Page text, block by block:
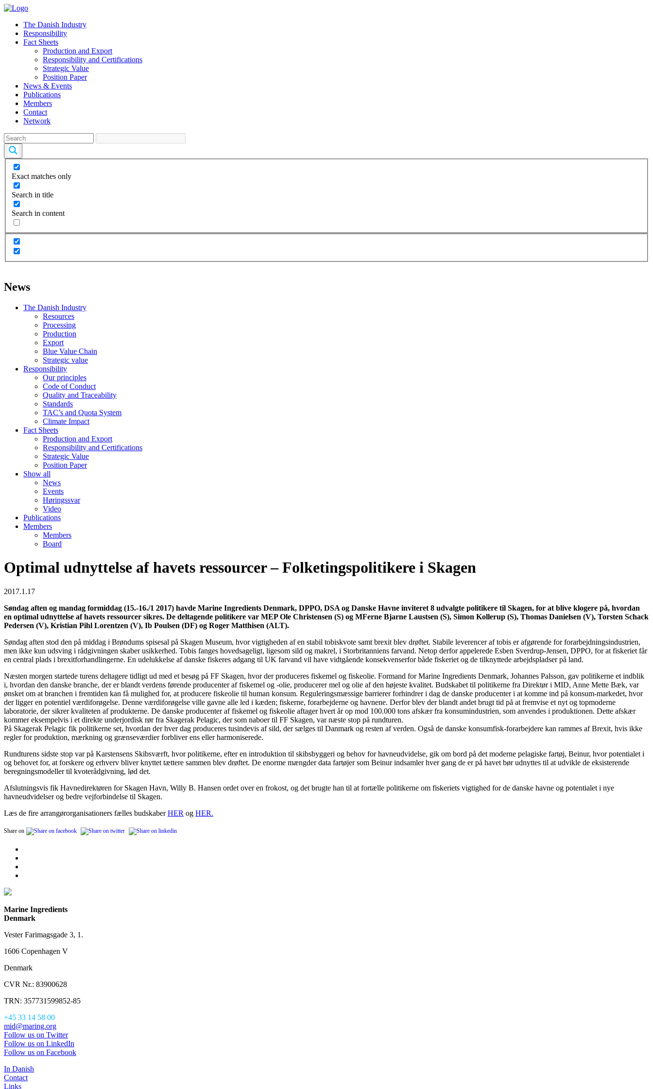
The Danish Industry
Responsibility
Fact Sheets
Production and Export
Responsibility and Certifications
Strategic Value
Position Paper
News & Events
Publications
Members
Contact
Network
Exact matches only
Search in title
Search in content
News
The Danish Industry
Resources
Processing
Production
Export
Blue Value Chain
Strategic value
Responsibility
Our principles
Code of Conduct
Quality and Traceability
Standards
TAC’s and Quota System
Climate Impact
Fact Sheets
Production and Export
Responsibility and Certifications
Strategic Value
Position Paper
Show all
News
Events
Høringssvar
Video
Publications
Members
Members
Board
Optimal udnyttelse af havets ressourcer – Folketingspolitikere i Skagen
2017.1.17
Søndag aften og mandag formiddag (15.-16./1 2017) havde Marine Ingredients Denmark, DPPO, DSA og Danske Havne inviteret 8 udvalgte politikere til Skagen, for at blive klogere på, hvordan
en optimal udnyttelse af havets ressourcer sikres. De deltagende politikere var MEP Ole Christensen (S) og MFerne Bjarne Laustsen (S), Simon Kollerup (S), Thomas Danielsen (V), Torsten Schack
Pedersen (V), Kristian Pihl Lorentzen (V), Ib Poulsen (DF) og Roger Matthisen (ALT).
Søndag aften stod den på middag i Brøndums spisesal på Skagen Museum, hvor vigtigheden af en stabil tobiskvote samt brexit blev drøftet. Stabile leverencer af tobis er afgørende for forarbejdningsindustrien,
men ikke kun udsving i rådgivningen skaber usikkerhed. Tobis fanges hovedsageligt, ligesom sild og makrel, i Storbritanniens farvand. Netop derfor appelerede Esben Sverdrup-Jensen, DPPO, for at fiskeriet får
en central plads i brexitforhandlingerne. En udelukkelse af danske fiskeres adgang til UK farvand vil have vidtgående konsekvenserfor både fiskeriet og de tilknyttede arbejdspladser på land.
Næsten morgen startede turens deltagere tidligt ud med et besøg på FF Skagen, hvor der produceres fiskemel og fiskeolie. Formand for Marine Ingredients Denmark, Johannes Palsson, gav politikerne et indblik
i, hvordan den danske branche, der er blandt verdens førende producenter af fiskemel og -olie, producerer mel og olie af den højeste kvalitet. Budskabet til politikerne fra Direktør i MID, Anne Mette Bæk, var
ønsket om at branchen i fremtiden kan få mulighed for, at producere fiskeolie til human konsum. Reguleringsmæssige barrierer forhindrer i dag de danske producenter i at komme ind på konsum-markedet, hvor
der ligger en potentiel værdiforøgelse. Denne værdiforøgelse ville gavne alle led i kæden; fiskerne, forarbejderne og havnene. Derfor blev der blandt andet brugt tid på at fremvise et nyt og topmoderne
laboratorie, der sikrer kvaliteten af produkterne. De danske producenter af fiskemel og fiskeolie aftager hvert år op mod 100.000 tons afskær fra konsumindustrien, som anvendes i produktionen. Dette afskær
kommer eksempelvis i et direkte underjordisk rør fra Skagerak Pelagic, der som naboer til FF Skagen, var næste stop på rundturen.
På Skagerak Pelagic fik politikerne set, hvordan der hver dag produceres tusindevis af sild, der sælges til Danmark og resten af verden. Også de danske konsumfisk-forarbejdere kan rammes af Brexit, hvis ikke
regler for produktion, mærkning og grænseværdier forbliver ens eller harmoniserede.
Rundturens sidste stop var på Karstensens Skibsværft, hvor politikerne, efter en introduktion til skibsbyggeri og behov for havneudvidelse, gik om bord på det moderne pelagiske fartøj, Beinur, hvor potentialet i
og behovet for, at forskere og erhverv bliver knyttet tættere sammen blev drøftet. De enorme mængder data fartøjer som Beinur indsamler hver gang de er på havet bør udnyttes til at udvikle de eksisterende
beregningsmodeller til kvoterådgivning, lød det.
Afslutningsvis fik Havnedirektøren for Skagen Havn, Willy B. Hansen ordet over en frokost, og det brugte han til at fortælle politikerne om fiskeriets vigtighed for de danske havne og potentialet i nye
havneudvidelser og bedre vejforbindelse til Skagen.
Læs de fire arrangørorganisationers fælles budskaberHER og HER.
Share on
Marine Ingredients
Denmark
Vester Farimagsgade 3, 1.
1606 Copenhagen V
Denmark
CVR Nr.: 83900628
TRN: 357731599852-85
+45 33 14 58 00
mid@maring.org
Follow us on Twitter
Follow us on LinkedIn
Follow us on Facebook
In Danish
Contact
Links